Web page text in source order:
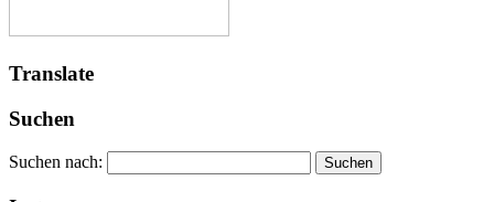
Translate
Suchen
Suchen nach: